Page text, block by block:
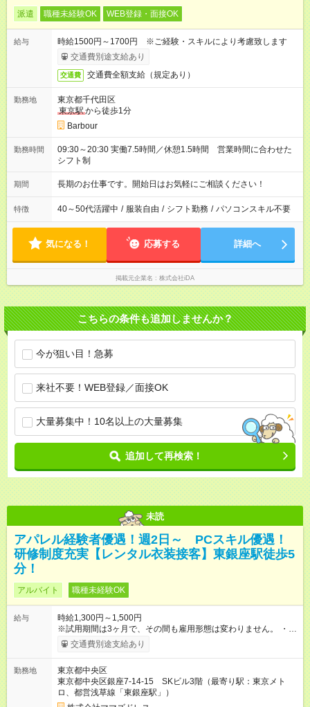
派遣 職種未経験OK WEB登録・面接OK
給与
時給1500円～1700円 ※ご経験・スキルにより考慮致します
交通費別途支給あり
交通費 交通費全額支給（規定あり）
勤務地
東京都千代田区
東京駅から徒歩1分
Barbour
勤務時間
09:30～20:30 実働7.5時間／休憩1.5時間 営業時間に合わせた
シフト制
期間 長期のお仕事です。開始日はお気軽にご相談ください！
特徴 40～50代活躍中 / 服装自由 / シフト勤務 / パソコンスキル不要
気になる！ 応募する 詳細へ
掲載元企業名 株式会社iDA
こちらの条件も追加しませんか？
今が狙い目！急募
来社不要！WEB登録／面接OK
大量募集中！10名以上の大量募集
追加して再検索！
未読
アパレル経験者優遇！週2日～ PCスキル優遇！
研修制度充実【レンタル衣装接客】東銀座駅徒歩5
分！
アルバイト 職種未経験OK
給与
時給1,300円～1,500円
※試用期間は3ヶ月で、その間も雇用形態は変わりません。 ・試
用期間後、面談の上正社員登用への道も開きます。 ・交通費支
給（上限15,000円/月） 【試用期間】試用期間あり 試用期間の長
す。 雇用形態：本採用時と同じです。 給与：時給 1,226円以上
試用期間後、1,300円～スタートとなります。 経験・スキル等、
考慮いたします。 試用期間中は、健康保険など、福利厚生の一
交通費別途支給あり
勤務地
東京都中央区
東京都中央区銀座7-14-15 SKビル3階（最寄り駅：東京メト
ロ、都営浅草線「東銀座駅」）